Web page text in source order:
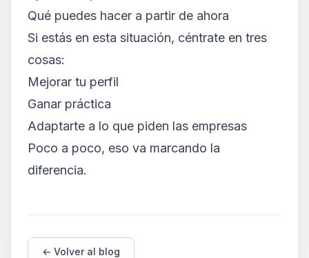
Qué puedes hacer a partir de ahora
Si estás en esta situación, céntrate en tres
cosas:
Mejorar tu perfil
Ganar práctica
Adaptarte a lo que piden las empresas
Poco a poco, eso va marcando la
diferencia.
← Volver al blog